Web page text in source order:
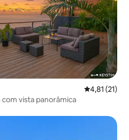
4,81 de uma
4,81 (21)
com vista panorâmica